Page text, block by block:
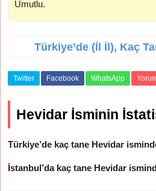
Umutlu.
Türkiye’de (İl İl), Kaç
Twitter Facebook WhatsApp
Hevidar İsminin
Türkiye’de kaç tane Hevidar
İstanbul’da kaç tane Hevidar